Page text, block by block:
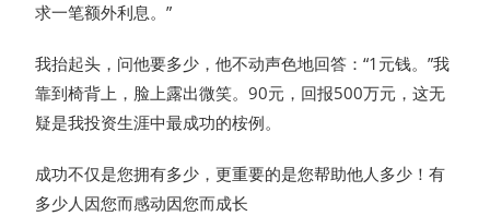
求一笔额外利息。”
我抬起头，问他要多少，他不动声色地回答：“1元钱。”我
靠到椅背上，脸上露出微笑。90元，回报500万元，这无
疑是我投资生涯中最成功的桉例。
成功不仅是您拥有多少，更重要的是您帮助他人多少！有
多少人因您而感动因您而成长